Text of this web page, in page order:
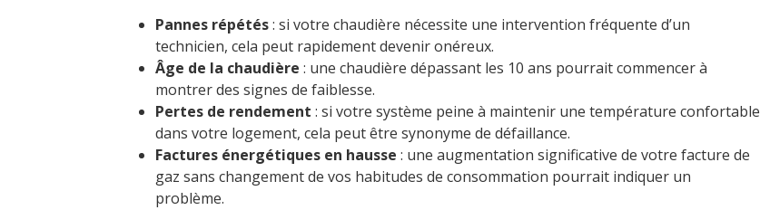
Pannes répétés: si votre chaudière nécessite une intervention fréquente d’un
technicien, cela peut rapidement devenir onéreux.
Âge de la chaudière : une chaudière dépassant les 10 ans pourrait commencer à
montrer des signes de faiblesse.
Pertes de rendement : si votre système peine à maintenir une température confortable
dans votre logement, cela peut être synonyme de défaillance.
Factures énergétiques en hausse : une augmentation significative de votre facture de
gaz sans changement de vos habitudes de consommation pourrait indiquer un
problème.